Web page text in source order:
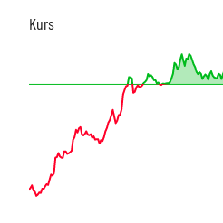
Kurs